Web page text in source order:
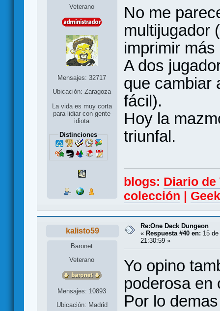
Veterano
Mensajes: 32717
Ubicación: Zaragoza
La vida es muy corta
para lidiar con gente
idiota
Distinciones
No me
multijugador
imprimir
A dos
que cambiar
fácil).
Hoy la
triunfal.
blogs: Diario
colección |
kalisto59
Baronet
Veterano
Mensajes: 10893
Ubicación: Madrid
Re:One Deck Dungeon
« Respuesta #40 en: 15
21:30:59 »
Yo opino
poderosa en
Por lo